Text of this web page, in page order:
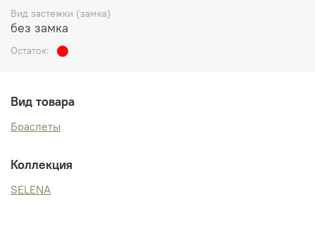
Вид застежки (замка)
без замка
Остаток:
Вид товара
Браслеты
Коллекция
SELENA